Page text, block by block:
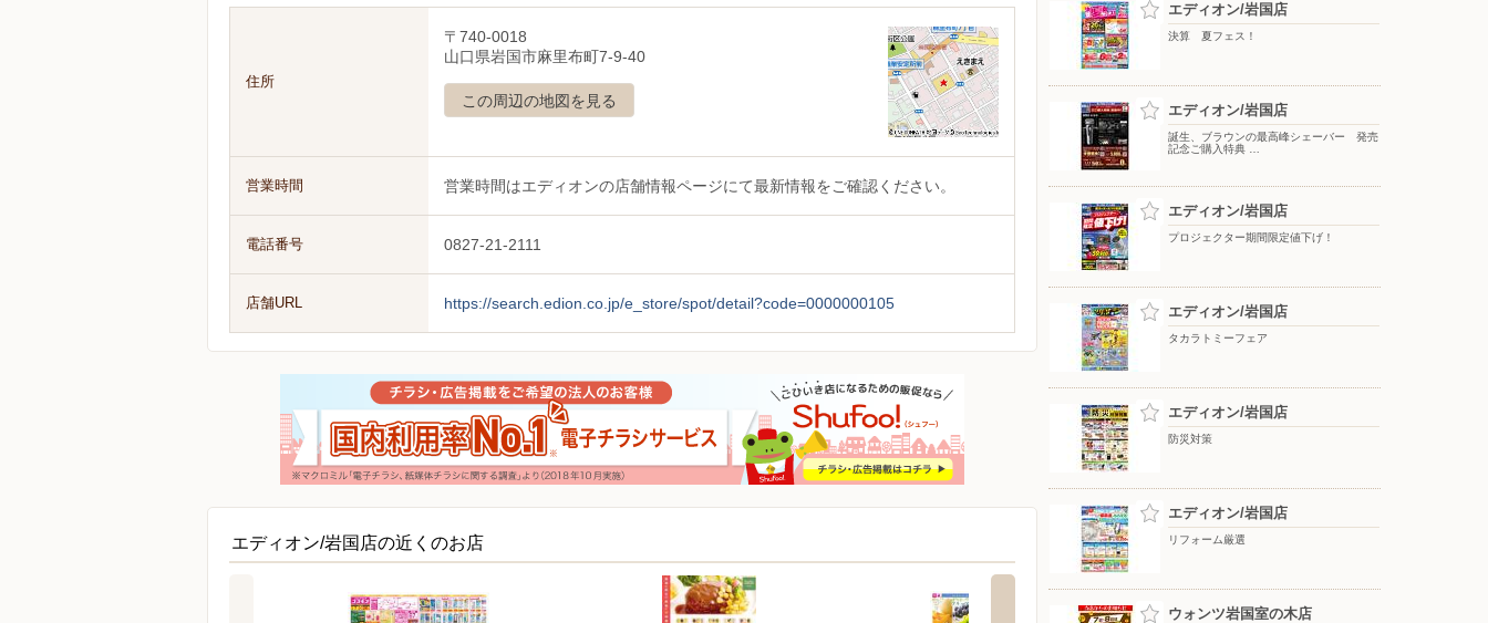
住所
〒740-0018
山口県岩国市麻里布町7-9-40
この周辺の地図を見る
営業時間 営業時間はエディオンの店舗情報ページにて最新情報をご確認ください。
電話番号 0827-21-2111
店舗URL https://search.edion.co.jp/e_store/spot/detail?code=0000000105
エディオン/岩国店の近くのお店
エディオン/岩国店
決算 夏フェス！
エディオン/岩国店
誕生、ブラウンの最高峰シェーバー 発売
記念ご購入特典 …
エディオン/岩国店
プロジェクター期間限定値下げ！
エディオン/岩国店
タカラトミーフェア
エディオン/岩国店
防災対策
エディオン/岩国店
リフォーム厳選
ウォンツ岩国室の木店